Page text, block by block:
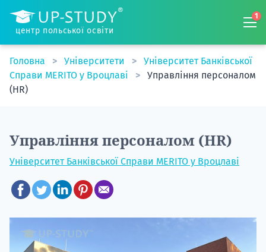
центр польської освіти
1
Головна Університети
Університет Банківської
Справи MERITO у Вроцлаві
Управління персоналом
(HR)
Управління персоналом (HR)
Університет Банківської Справи MERITO у Вроцлаві